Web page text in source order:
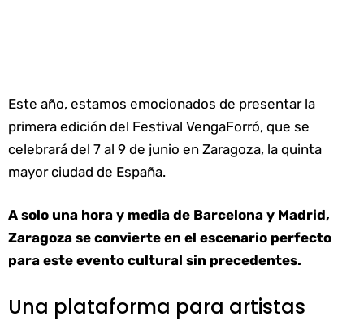
Este año, estamos emocionados de presentar la
primera edición del Festival VengaForró, que se
celebrará del 7 al 9 de junio en Zaragoza, la quinta
mayor ciudad de España.
A solo una hora y media de Barcelona y Madrid,
Zaragoza se convierte en el escenario perfecto
para este evento cultural sin precedentes.
Una plataforma para artistas